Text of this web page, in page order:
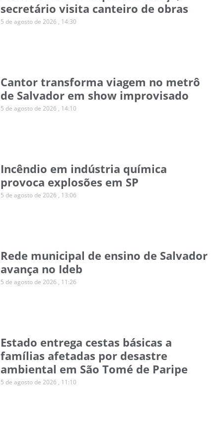
secretário visita canteiro de obras
5 de agosto de 2026 14:30
Cantor transforma viagem no metrô
de Salvador em show improvisado
5 de agosto de 2026 14:10
Incêndio em indústria química
provoca explosões em SP
5 de agosto de 2026 13:06
Rede municipal de ensino de Salvador
avança no Ideb
5 de agosto de 2026 11:26
Estado entrega cestas básicas a
famílias afetadas por desastre
ambiental em São Tomé de Paripe
5 de agosto de 2026 11:10